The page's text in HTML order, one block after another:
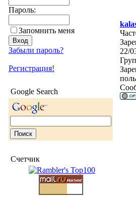
Пароль:
Запомнить меня
Забыли пароль?
Регистрация!
Google Search
Счетчик
22/